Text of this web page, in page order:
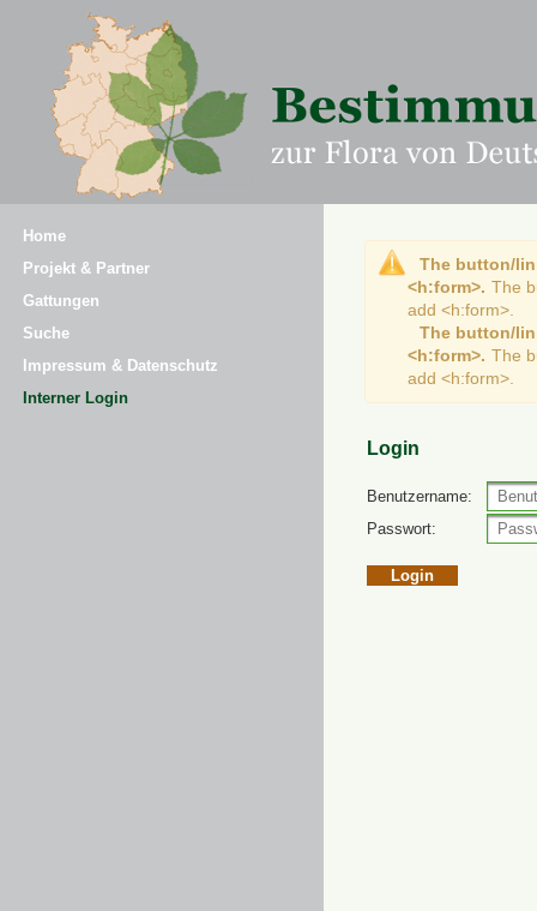
Home
Projekt & Partner
Gattungen
Suche
Impressum & Datenschutz
Interner Login
The button/
<h:form>. The
add <h:form>.
The button/
<h:form>. The
add <h:form>.
Login
Benutzername:
Passwort: